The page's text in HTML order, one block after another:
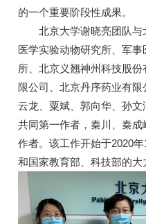
的一个重要阶段性成果。
北京大学谢晓亮团队与
医学实验动物研究所、军
所、北京义翘神州科技股
限公司、北京丹序药业有
云龙、粟斌、郭向华、孙
共同第一作者，秦川、秦
作者。该工作开始于2020
和国家教育部、科技部的大